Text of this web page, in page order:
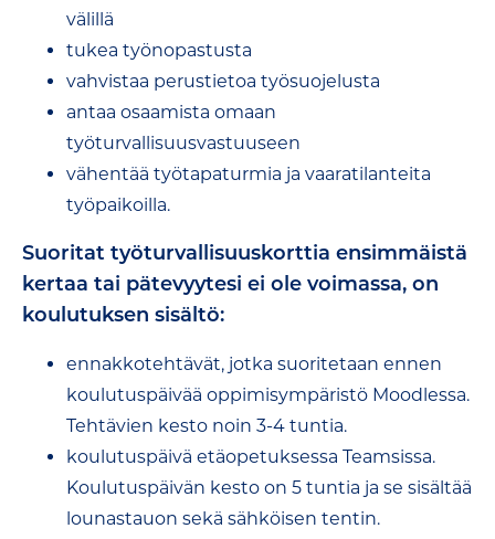
välillä
tukea työnopastusta
vahvistaa perustietoa työsuojelusta
antaa osaamista omaan
työturvallisuusvastuuseen
vähentää työtapaturmia ja vaaratilanteita
työpaikoilla.
Suoritat työturvallisuuskorttia ensimmäistä
kertaa tai pätevyytesi ei ole voimassa, on
koulutuksen sisältö:
ennakkotehtävät, jotka suoritetaan ennen
koulutuspäivää oppimisympäristö Moodlessa.
Tehtävien kesto noin 3-4 tuntia.
koulutuspäivä etäopetuksessa Teamsissa.
Koulutuspäivän kesto on 5 tuntia ja se sisältää
lounastauon sekä sähköisen tentin.